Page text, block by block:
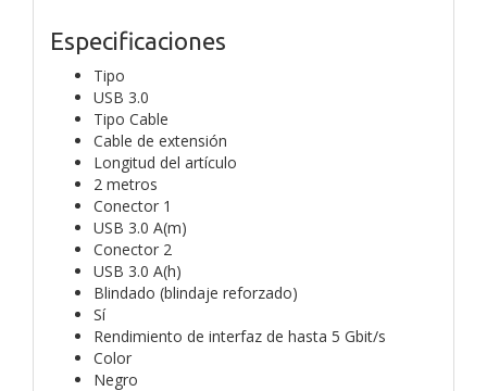
Especificaciones
Tipo
USB 3.0
Tipo Cable
Cable de extensión
Longitud del artículo
2 metros
Conector 1
USB 3.0 A(m)
Conector 2
USB 3.0 A(h)
Blindado (blindaje reforzado)
Sí
Rendimiento de interfaz de hasta 5 Gbit/s
Color
Negro